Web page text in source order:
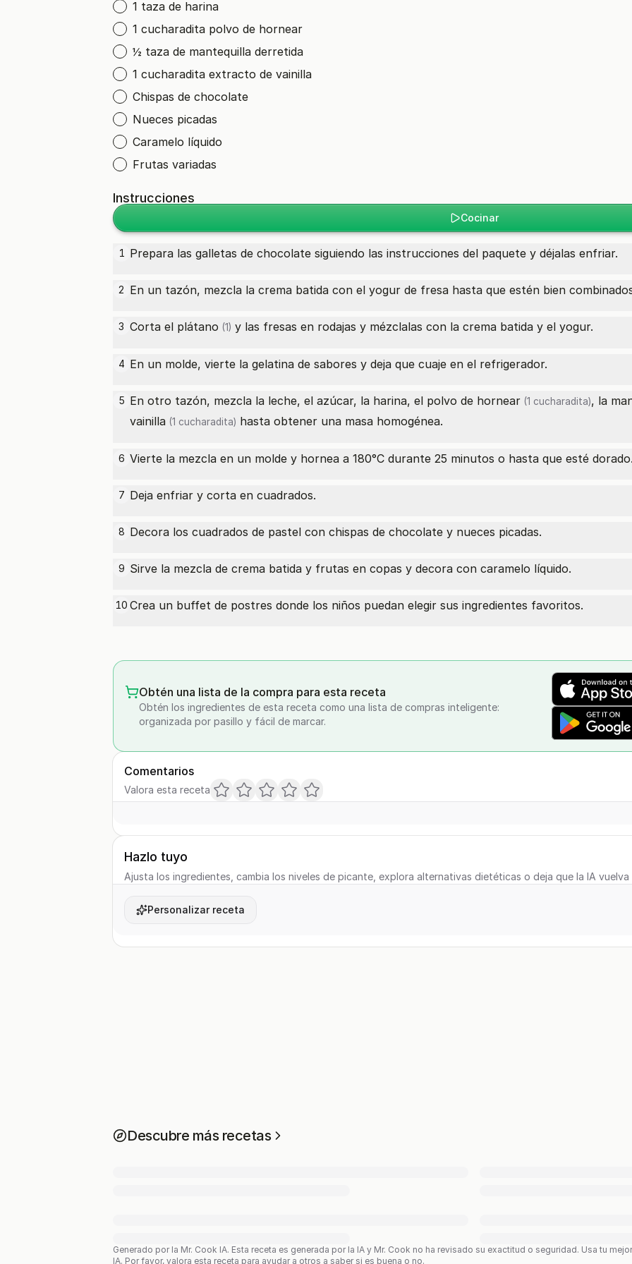
1 taza de harina
1 cucharadita polvo de hornear
½ taza de mantequilla derretida
1 cucharadita extracto de vainilla
Chispas de chocolate
Nueces picadas
Caramelo líquido
Frutas variadas
Instrucciones
Cocinar
1 Prepara las galletas de chocolate siguiendo las instrucciones del paquete y déjalas enfriar.
2 En un tazón, mezcla la crema batida con el yogur de fresa hasta que estén bien
3 Corta el plátano (1) y las fresas en rodajas y mézclalas con la crema batida y el yogur.
4 En un molde, vierte la gelatina de sabores y deja que cuaje en el refrigerador.
5 En otro tazón, mezcla la leche, el azúcar, la harina, el polvo de hornear (1 cucharadita), la
vainilla (1 cucharadita) hasta obtener una masa homogénea.
6 Vierte la mezcla en un molde y hornea a 180°C durante 25 minutos o hasta que esté
7 Deja enfriar y corta en cuadrados.
8 Decora los cuadrados de pastel con chispas de chocolate y nueces picadas.
9 Sirve la mezcla de crema batida y frutas en copas y decora con caramelo líquido.
10 Crea un buffet de postres donde los niños puedan elegir sus ingredientes favoritos.
Obtén una lista de la compra para esta receta
Obtén los ingredientes de esta receta como una lista de compras inteligente:
organizada por pasillo y fácil de marcar.
Comentarios
Valora esta receta
Hazlo tuyo
Ajusta los ingredientes, cambia los niveles de picante, explora alternativas dietéticas o deja que la IA
Personalizar receta
Descubre más recetas
Generado por la Mr. Cook IA. Esta receta es generada por la IA y Mr. Cook no ha revisado su exactitud o seguridad. Usa tu
IA. Por favor, valora esta receta para ayudar a otros a saber si es buena o no.